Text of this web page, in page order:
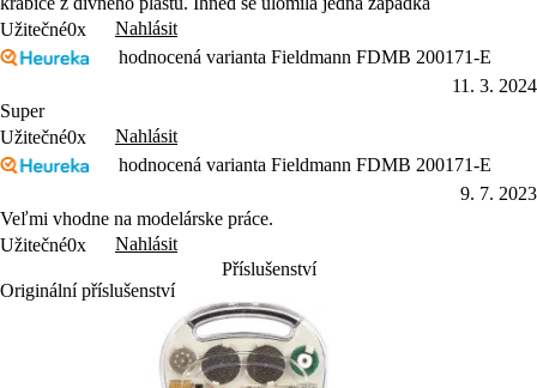
Užitečné0x
Nahlásit
hodnocená varianta Fieldmann FDMB 200171-E
11. 3. 2024
Super
Užitečné0x
Nahlásit
hodnocená varianta Fieldmann FDMB 200171-E
9. 7. 2023
Veľmi vhodne na modelárske práce.
Užitečné0x
Nahlásit
Příslušenství
Originální příslušenství